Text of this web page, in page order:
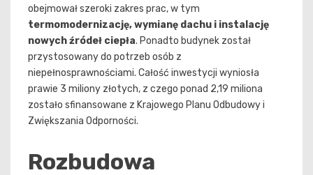
obejmował szeroki zakres prac, w tym
termomodernizację, wymianę dachu i instalację
nowych źródeł ciepła. Ponadto budynek został
przystosowany do potrzeb osób z
niepełnosprawnościami. Całość inwestycji wyniosła
prawie 3 miliony złotych, z czego ponad 2,19 miliona
zostało sfinansowane z Krajowego Planu Odbudowy i
Zwiększania Odporności.
Rozbudowa